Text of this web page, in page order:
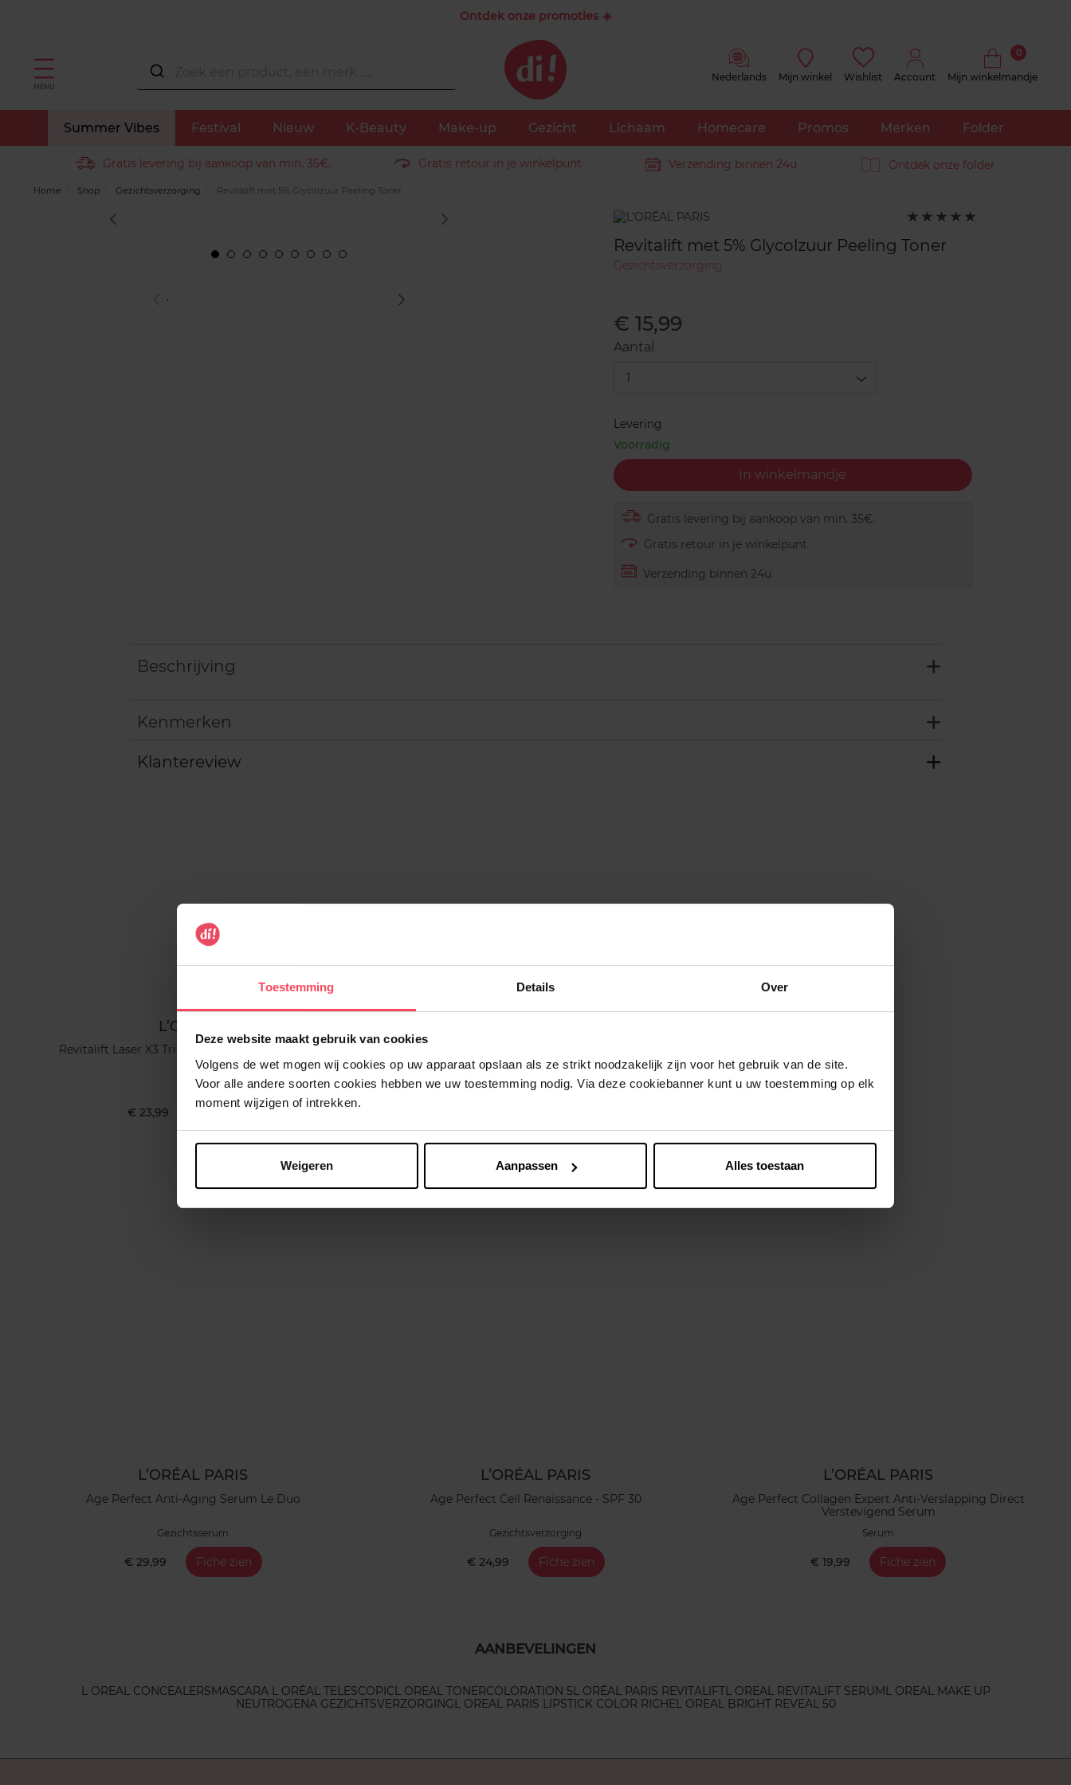
Toestemming Details Over
Deze website maakt gebruik van cookies
Volgens de wet mogen wij cookies op uw apparaat opslaan als ze strikt noodzakelijk zijn voor het gebruik van de site.
Voor alle andere soorten cookies hebben we uw toestemming nodig. Via deze cookiebanner kunt u uw toestemming op elk
moment wijzigen of intrekken.
Weigeren Aanpassen Alles toestaan
Ontdek onze promoties ☀️
MENU
Nederlands Mijn winkel Wishlist Account Mijn winkelmandje
0
Summer Vibes Festival Nieuw K-Beauty Make-up Gezicht Lichaam Homecare Promos Merken Folder
Gratis levering bij aankoop van min. 35€. Gratis retour in je winkelpunt Verzending binnen 24u Ontdek onze folder
Home Shop Gezichtsverzorging Revitalift met 5% Glycolzuur Peeling Toner
Merk
5
5
Revitalift met 5% Glycolzuur Peeling Toner
Gezichtsverzorging
€ 15,99
Aantal
1
Levering
Voorradig
In winkelmandje
Gratis levering bij aankoop van min. 35€.
Gratis retour in je winkelpunt
Verzending binnen 24u
Beschrijving
Kenmerken
Klantereview
Revitalift Laser X3 Triple Action Anti-aging Nachtcrème
Nachtcrème Dagcrème
Nog iets vergeten ?
L’ORÉAL PARIS
Age Perfect Anti-Aging Serum Le Duo
Gezichtsserum
€ 29,99 Fiche zien
L’ORÉAL PARIS
Age Perfect Cell Renaissance - SPF 30
Gezichtsverzorging
€ 24,99 Fiche zien
L’ORÉAL PARIS
Age Perfect Collagen Expert Anti-Verslapping Direct
Verstevigend Serum
Serum
€ 19,99 Fiche zien
AANBEVELINGEN
L OREAL CONCEALERSMASCARA L ORÉAL TELESCOPICL OREAL TONERCOLORATION 5L ORÉAL PARIS REVITALIFTL OREAL REVITALIFT SERUML OREAL MAKE UP
NEUTROGENA GEZICHTSVERZORGINGL OREAL PARIS LIPSTICK COLOR RICHEL OREAL BRIGHT REVEAL 50